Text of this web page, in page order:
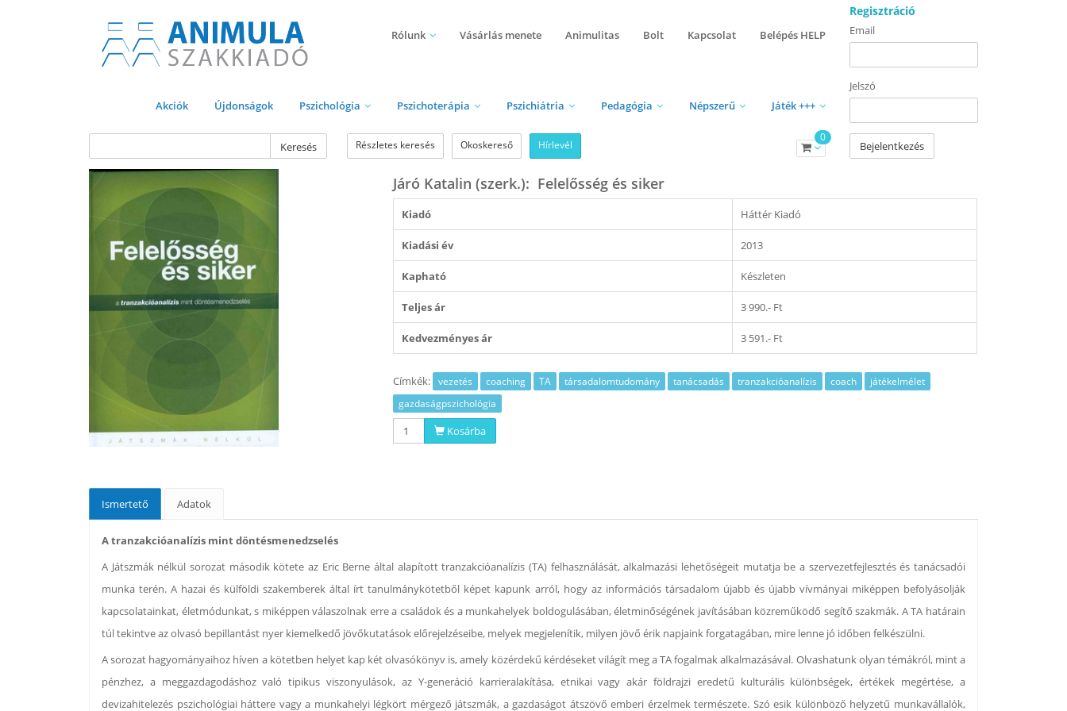
Rólunk Vásárlás menete Animulitas Bolt Kapcsolat Belépés HELP
Akciók Újdonságok Pszichológia Pszichoterápia Pszichiátria Pedagógia Népszerű Játék +++
Keresés Részletes keresés Okoskereső Hírlevél
0
Regisztráció
Email
Jelszó
Bejelentkezés
Járó Katalin (szerk.): Felelősség és siker
Kiadó Háttér Kiadó
Kiadási év 2013
Kapható Készleten
Teljes ár 3 990.- Ft
Kedvezményes ár 3 591.- Ft
Címkék: vezetés coaching TA társadalomtudomány tanácsadás tranzakcióanalízis coach
játékelmélet
gazdaságpszichológia
Kosárba
Ismertető Adatok
A tranzakcióanalízis mint döntésmenedzselés
A Játszmák nélkül sorozat második kötete az Eric Berne által alapított tranzakcióanalízis (TA) felhasználását, alkalmazási lehetőségeit mutatja be a szervezetfejlesztés és tanácsadói
munka terén. A hazai és külföldi szakemberek által írt tanulmánykötetből képet kapunk arról, hogy az információs társadalom újabb és újabb vívmányai miképpen befolyásolják
kapcsolatainkat, életmódunkat, s miképpen válaszolnak erre a családok és a munkahelyek boldogulásában, életminőségének javításában közreműködő segítő szakmák. A TA határain
túl tekintve az olvasó bepillantást nyer kiemelkedő jövőkutatások előrejelzéseibe, melyek megjelenítik, milyen jövő érik napjaink forgatagában, mire lenne jó időben felkészülni.
A sorozat hagyományaihoz híven a kötetben helyet kap két olvasókönyv is, amely közérdekű kérdéseket világít meg a TA fogalmak alkalmazásával. Olvashatunk olyan témákról, mint a
pénzhez, a meggazdagodáshoz való tipikus viszonyulások, az Y-generáció karrieralakítása, etnikai vagy akár földrajzi eredetű kulturális különbségek, értékek megértése, a
devizahitelezés pszichológiai háttere vagy a munkahelyi légkört mérgező játszmák, a gazdaságot átszövő emberi érzelmek természete. Szó esik különböző helyzetű munkavállalók,